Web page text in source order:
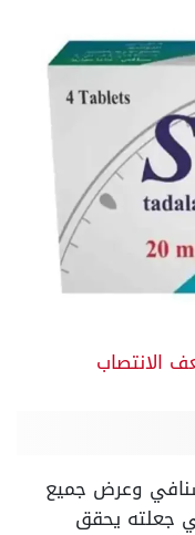
الانتصاب
وعرض جميع
جعلته يحقق